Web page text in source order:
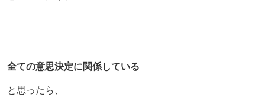
全ての意思決定に関係している
と思ったら、